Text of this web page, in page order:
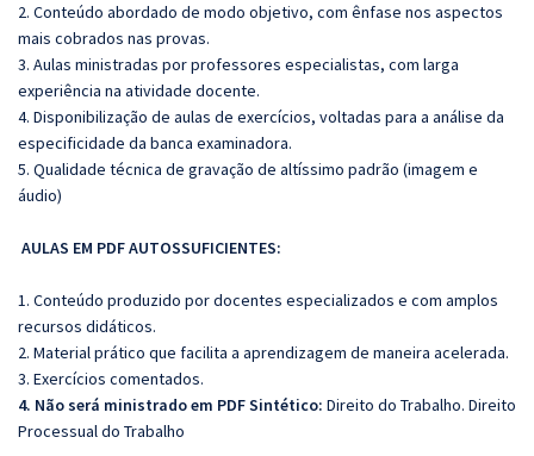
2. Conteúdo abordado de modo objetivo, com ênfase nos aspectos
mais cobrados nas provas.
3. Aulas ministradas por professores especialistas, com larga
experiência na atividade docente.
4. Disponibilização de aulas de exercícios, voltadas para a análise da
especificidade da banca examinadora.
5. Qualidade técnica de gravação de altíssimo padrão (imagem e
áudio)
AULAS EM PDF AUTOSSUFICIENTES:
1. Conteúdo produzido por docentes especializados e com amplos
recursos didáticos.
2. Material prático que facilita a aprendizagem de maneira acelerada.
3. Exercícios comentados.
4. Não será ministrado em PDF Sintético: Direito do Trabalho. Direito
Processual do Trabalho